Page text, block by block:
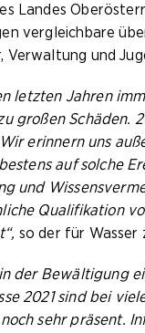
Landes
vergleichbare
Verwaltung und
letzten Jahren
großen Schäden.
erinnern uns
auf solche
und
Qualifikation
so der für Wasser
der Bewältigung
2021 sind bei
sehr präsent.